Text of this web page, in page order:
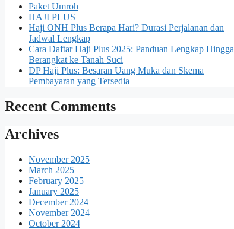
Paket Umroh
HAJI PLUS
Haji ONH Plus Berapa Hari? Durasi Perjalanan dan
Jadwal Lengkap
Cara Daftar Haji Plus 2025: Panduan Lengkap Hingga
Berangkat ke Tanah Suci
DP Haji Plus: Besaran Uang Muka dan Skema
Pembayaran yang Tersedia
Recent Comments
Archives
November 2025
March 2025
February 2025
January 2025
December 2024
November 2024
October 2024